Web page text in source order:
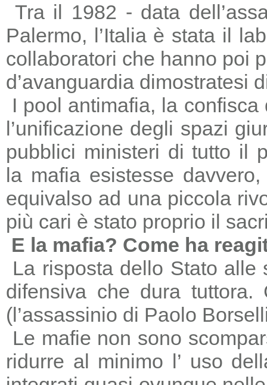
Tra il 1982 - data
Palermo, l’Italia è stata il
collaboratori che hanno poi
d’avanguardia dimostratesi
I pool antimafia, la
l’unificazione degli spazi
pubblici ministeri di tutto il
la mafia esistesse
equivalso ad una piccola
più cari è stato proprio il
E la mafia? Come ha
La risposta dello Stato alle
difensiva che dura
(l’assassinio di Paolo
Le mafie non sono
ridurre al minimo l’ uso